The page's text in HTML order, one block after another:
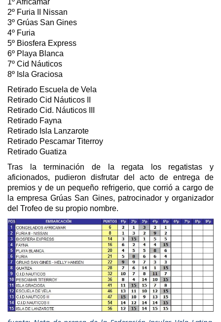
2º Furia II Nissan
3º Grúas San Gines
4º Furia
5º Biosfera Express
6º Playa Blanca
7º Cid Náuticos
8º Isla Graciosa
Retirado Escuela de Vela
Retirado Cid Náuticos II
Retirado Cid. Náuticos III
Retirado Fayna
Retirado Isla Lanzarote
Retirado Pescamar Titerroy
Retirado Guatiza
Tras la terminación de la regata los regatistas y
aficionados, pudieron disfrutar del acto de entrega de
premios y de un pequeño refrigerio, que corrió a cargo de
la empresa Grúas San Gines, patrocinador y organizador
del Trofeo de su propio nombre.